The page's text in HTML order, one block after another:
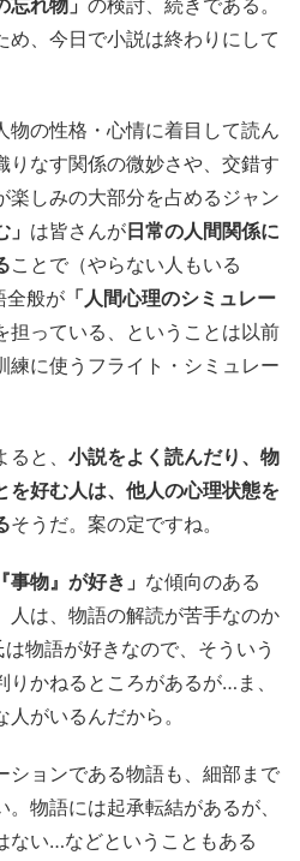
れ物」 の検討、続きである。
め、今日で小説は終わりにして
物の性格・心情に着目して読ん
りなす関係の微妙さや、交錯す
楽しみの大部分を占めるジャン
は皆さんが日常の人間関係に
ことで（やらない人もいる
全般が 「人間心理のシミュレー
担っている、ということは以前
練に使うフライト・シミュレー
と、 小説をよく読んだり、物
を好む人は、他人の心理状態を
そうだ。案の定ですね。
事物』が好き」 な傾向のある
人は、物語の解読が苦手なのか
物語が好きなので、そういう
かねるところがあるが…ま、
がいるんだから。
ションである物語も、細部まで
物語には起承転結があるが、
ない…などということもある